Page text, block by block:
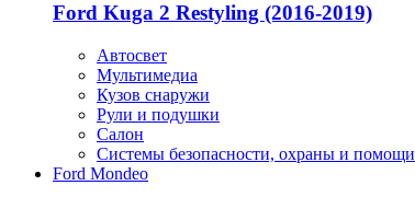
Ford Kuga 2 Restyling (2016-2019)
Автосвет
Мультимедиа
Кузов снаружи
Рули и подушки
Салон
Системы безопасности, охраны и помощи
Ford Mondeo